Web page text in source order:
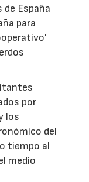
España
para
por
los
del
tiempo al
medio